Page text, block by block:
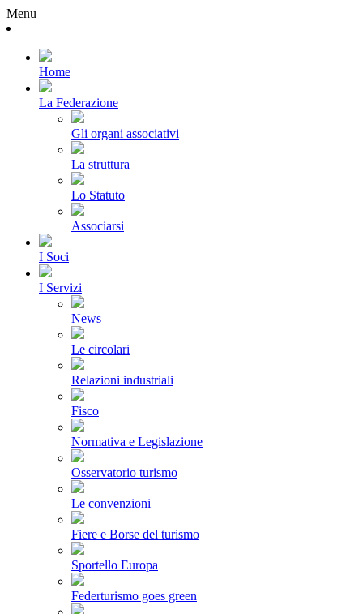
Menu
Home
La Federazione
Gli organi associativi
La struttura
Lo Statuto
Associarsi
I Soci
I Servizi
News
Le circolari
Relazioni industriali
Fisco
Normativa e Legislazione
Osservatorio turismo
Le convenzioni
Fiere e Borse del turismo
Sportello Europa
Federturismo goes green